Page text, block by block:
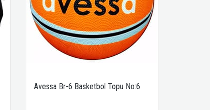
Avessa Br-6 Basketbol Topu No:6